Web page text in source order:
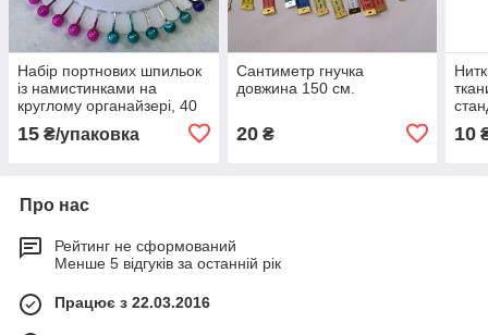
Набір портнових шпильок
із намистинками на
круглому органайзері, 40
15 ₴/упаковка
Сантиметр гнучка
довжина 150 см.
20₴ 10
Про нас
Рейтинг не сформований
Менше 5 відгуків за останній рік
Працює з 22.03.2016